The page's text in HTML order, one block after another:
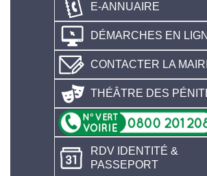
E-ANNUAIRE
DÉMARCHES EN
CONTACTER LA
THÉÂTRE DES
RDV IDENTITÉ &
PASSEPORT